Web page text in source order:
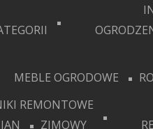
MEBLE OGRODOWE
REMONTOWE
ZIMOWY